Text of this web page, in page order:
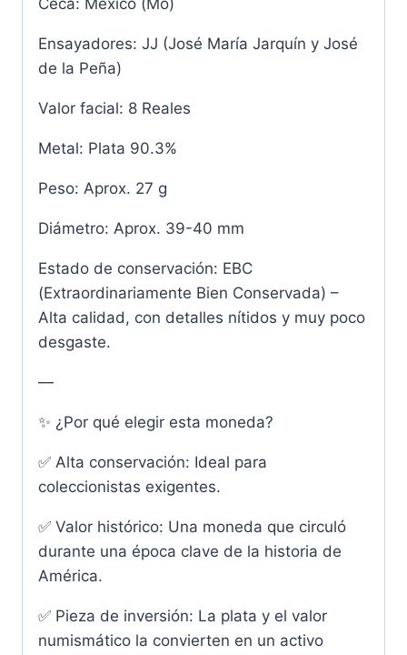
Ceca: México (Mo)
Ensayadores: JJ (José María Jarquín y José
de la Peña)
Valor facial: 8 Reales
Metal: Plata 90.3%
Peso: Aprox. 27 g
Diámetro: Aprox. 39-40 mm
Estado de conservación: EBC
(Extraordinariamente Bien Conservada) –
Alta calidad, con detalles nítidos y muy poco
desgaste.
—
✨ ¿Por qué elegir esta moneda?
✅ Alta conservación: Ideal para
coleccionistas exigentes.
✅ Valor histórico: Una moneda que circuló
durante una época clave de la historia de
América.
✅ Pieza de inversión: La plata y el valor
numismático la convierten en un activo